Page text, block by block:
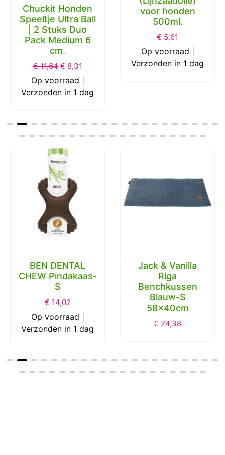
Chuckit Honden
Speeltje Ultra Ball
| 2 Stuks Duo
Pack Medium 6
cm.
€11,64 € 8,31
Op voorraad |
Verzonden in 1 dag
voor honden
500ml.
€ 5,61
Op voorraad |
Verzonden in 1 dag
BEN DENTAL
CHEW Pindakaas-
S
€ 14,02
Op voorraad |
Verzonden in 1 dag
Jack & Vanilla
Riga
Benchkussen
Blauw-S
58x40cm
€ 24,38